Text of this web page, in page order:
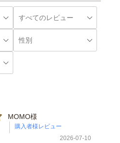
MOMO様
2026-07-10